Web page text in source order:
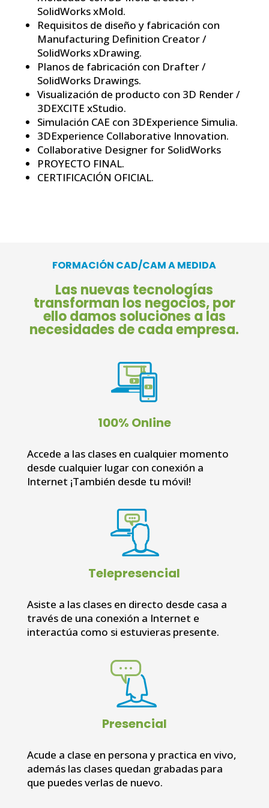
SolidWorks xMold.
Requisitos de diseño y fabricación con
Manufacturing Definition Creator /
SolidWorks xDrawing.
Planos de fabricación con Drafter /
SolidWorks Drawings.
Visualización de producto con 3D Render /
3DEXCITE xStudio.
Simulación CAE con 3DExperience Simulia.
3DExperience Collaborative Innovation.
Collaborative Designer for SolidWorks
PROYECTO FINAL.
CERTIFICACIÓN OFICIAL.
FORMACIÓN CAD/CAM A MEDIDA
Las nuevas tecnologías
transforman los negocios,por
ello damos soluciones a las
necesidades de cada empresa.
100% Online
Accede a las clases en cualquier momento
desde cualquier lugar con conexión a
Internet ¡También desde tu móvil!
Telepresencial
Asiste a las clases en directo desde casa a
través de una conexión a Internet e
interactúa como si estuvieras presente.
Presencial
Acude a clase en persona y practica en vivo,
además las clases quedan grabadas para
que puedes verlas de nuevo.